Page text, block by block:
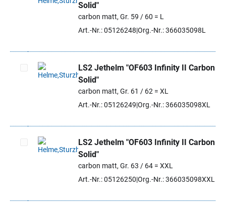
Artikel auswählen
Solid"
carbon matt, Gr. 59 / 60 = L
Art.-Nr.: 05126248 Org.-Nr.: 366035098L
Artikel auswählen
LS2 Jethelm "OF603 Infinity II Carbon
Solid"
carbon matt, Gr. 61 / 62 = XL
Art.-Nr.: 05126249 Org.-Nr.: 366035098XL
Artikel auswählen
LS2 Jethelm "OF603 Infinity II Carbon
Solid"
carbon matt, Gr. 63 / 64 = XXL
Art.-Nr.: 05126250 Org.-Nr.: 366035098XXL